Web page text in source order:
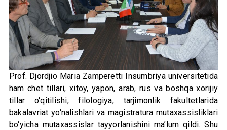
Prof. Djordjio Maria Zamperetti Insumbriya universitetida
ham chet tillari, xitoy, yapon, arab, rus va boshqa xorijiy
tillar o‘qitilishi, filologiya, tarjimonlik fakultetlarida
bakalavriat yo‘nalishlari va magistratura mutaxassisliklari
bo‘yicha mutaxassislar tayyorlanishini ma’lum qildi. Shu